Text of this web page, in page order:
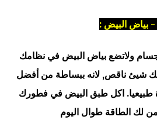
ولاتضع بياض البيض في نظامك
شيئ ناقص, لانه ببساطة من أفضل
طبيعيا. اكل طبق البيض في فطورك
لك الطاقة طوال اليوم